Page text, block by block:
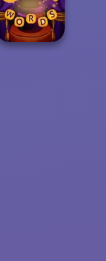
Word Search
Universe 2